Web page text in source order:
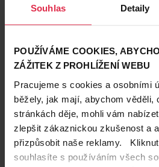
Souhlas Detaily
POUŽÍVÁME COOKIES,
ZÁŽITEK Z PROHLÍŽENÍ WEBU
Pracujeme s cookies a osobními
běžely, jak mají, abychom věděli,
stránkách děje, mohli vám
zlepšit zákaznickou zkušenost a
přizpůsobit naše reklamy.
souhlasíte s používáním všech
CURAPROX mezizubní
kartáčky CPS 07 prime
START
229,90 Kč